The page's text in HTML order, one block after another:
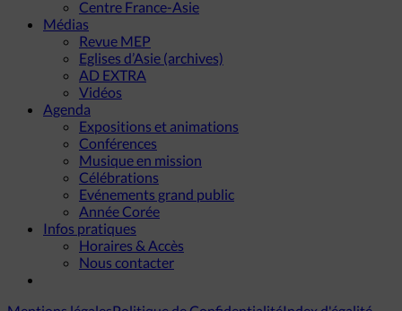
Centre France-Asie
Médias
Revue MEP
Eglises d’Asie (archives)
AD EXTRA
Vidéos
Agenda
Expositions et animations
Conférences
Musique en mission
Célébrations
Evénements grand public
Année Corée
Infos pratiques
Horaires & Accès
Nous contacter